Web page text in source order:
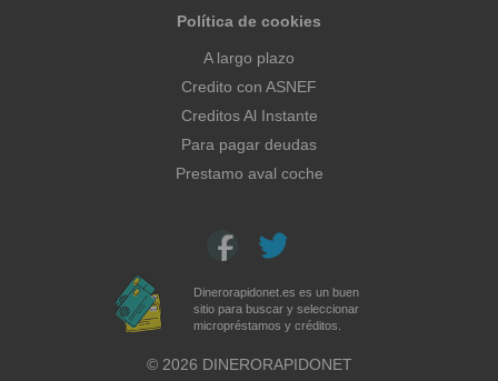
Política de cookies
Dinerorapidonet.es es un buen
sitio para buscar y seleccionar
micropréstamos y créditos.
A largo plazo
Credito con ASNEF
Creditos Al Instante
Para pagar deudas
Prestamo aval coche
© 2026 DINERORAPIDONET